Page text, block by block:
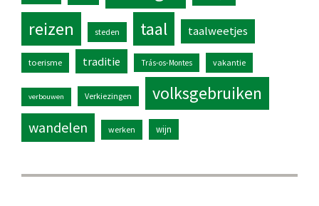
reizen steden taal taalweetjes
toerisme traditie Trás-os-Montes vakantie
verbouwen Verkiezingen volksgebruiken
wandelen werken wijn